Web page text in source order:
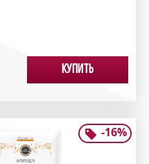
Купить
-16%